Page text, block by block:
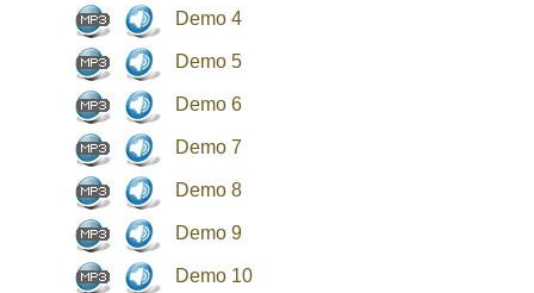
Demo 4
Demo 5
Demo 6
Demo 7
Demo 8
Demo 9
Demo 10